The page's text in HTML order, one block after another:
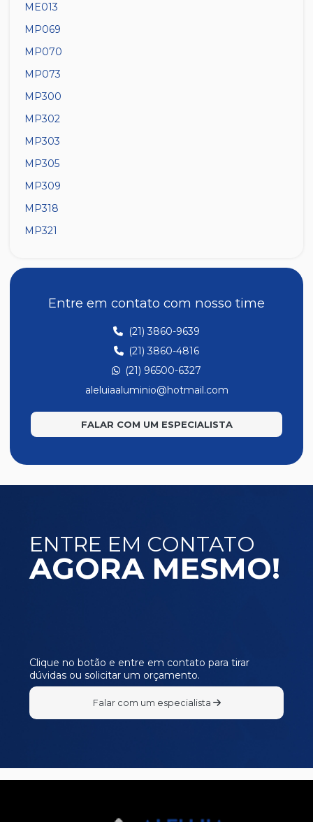
ME013
MP069
MP070
MP073
MP300
MP302
MP303
MP305
MP309
MP318
MP321
MP337
MP357
MP358
MP363
MP366
MP370
MP371
MP373
MP378
Entre em contato com nosso time
(21) 3860-9639
(21) 3860-4816
(21) 96500-6327
aleluiaaluminio@hotmail.com
FALAR COM UM ESPECIALISTA
ENTRE EM CONTATO
AGORA MESMO!
Clique no botão e entre em contato para tirar
dúvidas ou solicitar um orçamento.
Falar com um especialista